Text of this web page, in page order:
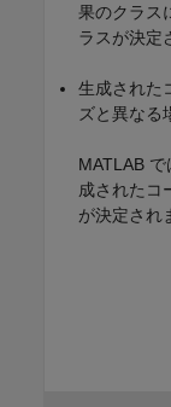
果のクラス
ラスが決定
生成された
ズと異なる
MATLAB で
成されたコ
が決定され